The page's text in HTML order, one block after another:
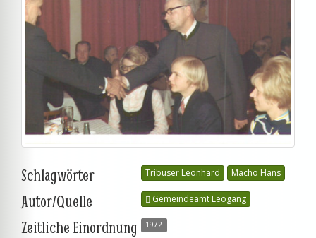
Schlagwörter Tribuser Leonhard Macho Hans
Autor/Quelle Gemeindeamt Leogang
Zeitliche Einordnung 1972